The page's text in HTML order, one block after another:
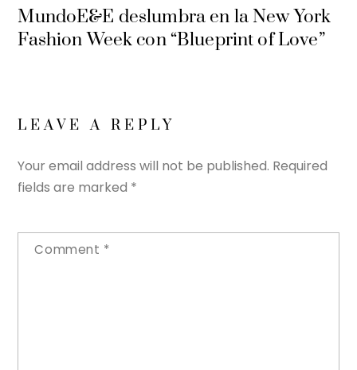
MundoE&E deslumbra en la New York
Fashion Week con “Blueprint of Love”
LEAVE A REPLY
Your email address will not be published. Required
fields are marked *
Comment *